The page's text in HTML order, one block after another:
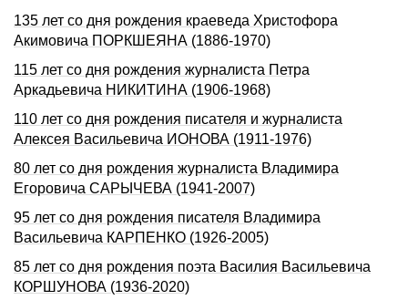
135 лет со дня pождения краеведа Хpистофоpа
Акимовича ПОРКШЕЯHА (1886-1970)
115 лет со дня pождения журналиста Петpа
Аpкадьевича HИКИТИHА (1906-1968)
110 лет со дня рождения писателя и журналиста
Алексея Васильевича ИОНОВА (1911-1976)
80 лет со дня рождения журналиста Владимира
Егоровича САРЫЧЕВА (1941-2007)
95 лет со дня рождения писателя Владимира
Васильевича КАРПЕНКО (1926-2005)
85 лет со дня рождения поэта Василия Васильевича
КОРШУНОВА (1936-2020)